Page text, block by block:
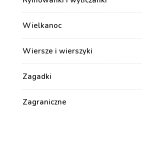
Wielkanoc
Wiersze i wierszyki
Zagadki
Zagraniczne